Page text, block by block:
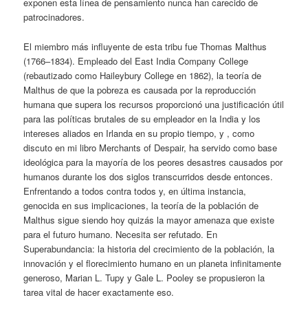
exponen esta línea de pensamiento nunca han carecido de
patrocinadores.
El miembro más influyente de esta tribu fue Thomas Malthus
(1766–1834). Empleado del East India Company College
(rebautizado como Haileybury College en 1862), la teoría de
Malthus de que la pobreza es causada por la reproducción
humana que supera los recursos proporcionó una justificación útil
para las políticas brutales de su empleador en la India y los
intereses aliados en Irlanda en su propio tiempo, y , como
discuto en mi libro Merchants of Despair, ha servido como base
ideológica para la mayoría de los peores desastres causados ​​por
humanos durante los dos siglos transcurridos desde entonces.
Enfrentando a todos contra todos y, en última instancia,
genocida en sus implicaciones, la teoría de la población de
Malthus sigue siendo hoy quizás la mayor amenaza que existe
para el futuro humano. Necesita ser refutado. En
Superabundancia: la historia del crecimiento de la población, la
innovación y el florecimiento humano en un planeta infinitamente
generoso, Marian L. Tupy y Gale L. Pooley se propusieron la
tarea vital de hacer exactamente eso.